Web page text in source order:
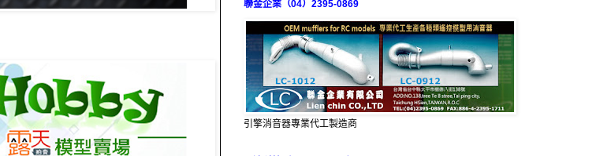
聯金企業（04）2395-0869
引擎消音器專業代工製造商